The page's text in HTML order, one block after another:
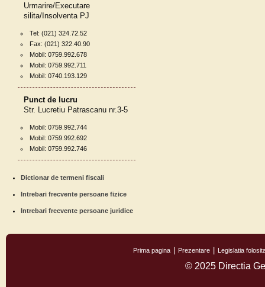
Urmarire/Executare
silita/Insolventa PJ
Tel: (021) 324.72.52
Fax: (021) 322.40.90
Mobil: 0759.992.678
Mobil: 0759.992.711
Mobil: 0740.193.129
Punct de lucru
Str. Lucretiu Patrascanu nr.3-5
Mobil: 0759.992.744
Mobil: 0759.992.692
Mobil: 0759.992.746
Dictionar de termeni fiscali
Intrebari frecvente persoane fizice
Intrebari frecvente persoane juridice
Prima pagina Prezentare Legislatia
© 2025 Directia